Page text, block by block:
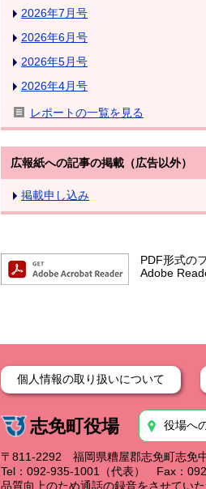
2026年7月号
2026年6月号
2026年5月号
2026年4月号
レポートの一覧を見る
広報紙への記事の掲載（広告以外）
掲載申し込み
PDF形式の
Adobe
個人情報の取り扱いについて
志免町役場 役場へ
〒811-2292 福岡県糟屋郡志免町志免
Tel：092-935-1001（代表） Fax：
品質向上のため通話の録音をさせてい